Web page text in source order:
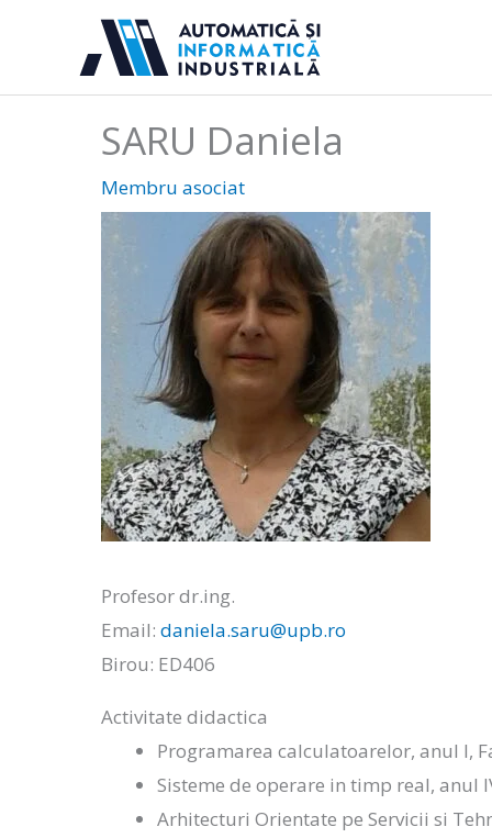
SARU Daniela
Membru asociat
Profesor dr.ing.
Email: daniela.saru@upb.ro
Birou: ED406
Activitate didactica
Programarea calculatoarelor, anul I,
Sisteme de operare in timp real, anul
Arhitecturi Orientate pe Servicii si